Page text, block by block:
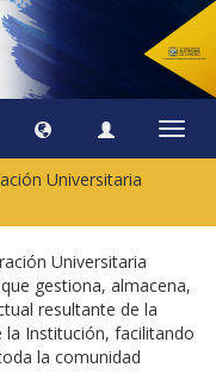
Universitaria
Universitaria
gestiona, almacena,
resultante de la
la Institución, facilitando
la comunidad